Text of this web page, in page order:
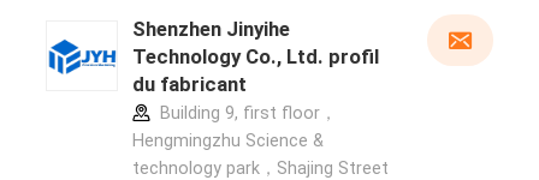
Shenzhen Jinyihe
Technology Co., Ltd. profil
du fabricant
Building 9, first floor，
Hengmingzhu Science &
technology park，Shajing Street